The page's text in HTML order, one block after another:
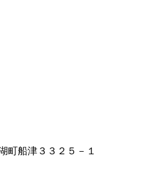
町船津３３２５－１